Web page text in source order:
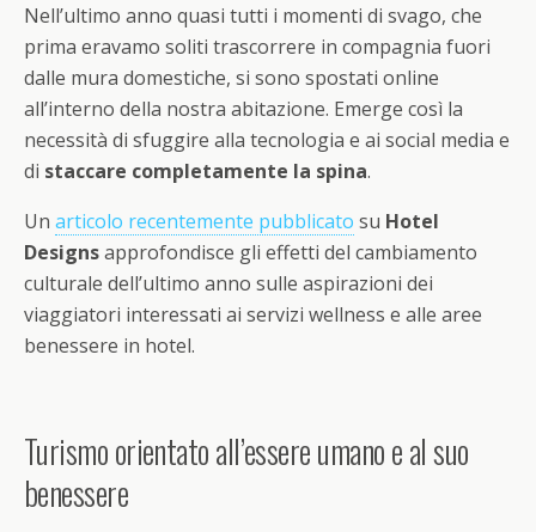
Nell’ultimo anno quasi tutti i momenti di svago, che
prima eravamo soliti trascorrere in compagnia fuori
dalle mura domestiche, si sono spostati online
all’interno della nostra abitazione. Emerge così la
necessità di sfuggire alla tecnologia e ai social media e
di staccare completamente la spina.
Un articolo recentemente pubblicato su Hotel
Designsapprofondisce gli effetti del cambiamento
culturale dell’ultimo anno sulle aspirazioni dei
viaggiatori interessati ai servizi wellness e alle aree
benessere in hotel.
Turismo orientato all’essere umano e al suo
benessere